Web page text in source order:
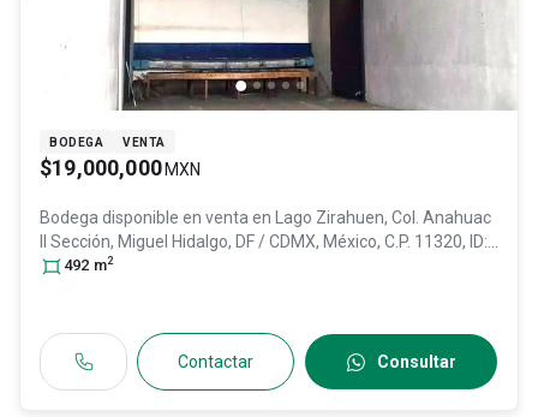
BODEGA VENTA
$19,000,000 MXN
Bodega disponible en venta en
Lago Zirahuen, Col. Anahuac
II Sección, Miguel Hidalgo, DF / CDMX, México, C.P. 11320, ID:
31638053
492 m2
Contactar Consultar